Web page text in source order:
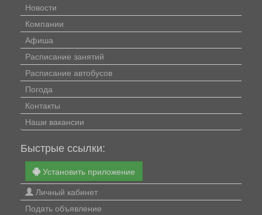
Новости
Компании
Афиша
Расписание занятий
Расписание автобусов
Погода
Контакты
Наши вакансии
Быстрые ссылки:
Установить приложение
Личный кабинет
Подать объявление